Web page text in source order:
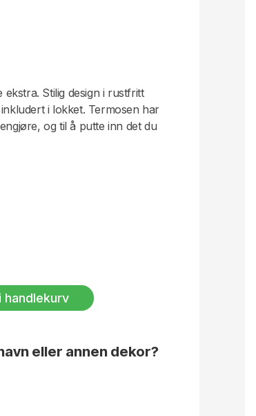
ekstra. Stilig design i rustfritt
i lokket. Termosen har
og til å putte inn det du
handlekurv
eller annen dekor?